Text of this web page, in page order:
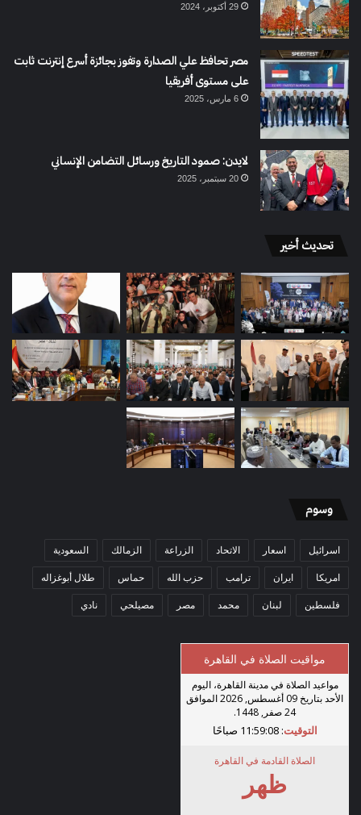
29 أكتوبر، 2024
مصر تحافظ علي الصدارة وتفوز بجائزة أسرع إنترنت ثابت
على مستوى أفريقيا
6 مارس، 2025
لايدن: صمود التاريخ ورسائل التضامن الإنساني
20 سبتمبر، 2025
تحديث أخير
وسوم
اسرائيل اسعار الاتحاد الزراعة الزمالك السعودية
امريكا ايران ترامب حزب الله حماس طلال أبوغزاله
فلسطين لبنان محمد مصر مصيلحي نادي